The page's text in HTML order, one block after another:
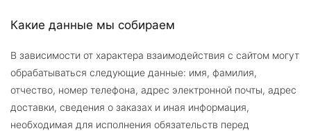
Какие данные мы собираем
В зависимости от характера взаимодействия с сайтом могут
обрабатываться следующие данные: имя, фамилия,
отчество, номер телефона, адрес электронной почты, адрес
доставки, сведения о заказах и иная информация,
необходимая для исполнения обязательств перед